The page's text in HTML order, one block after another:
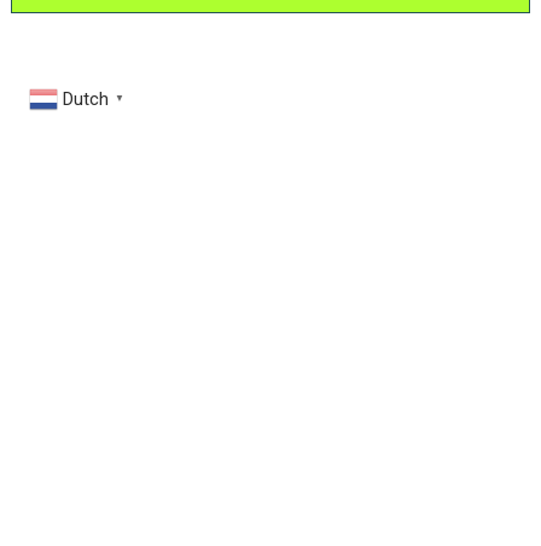
Dutch ▼